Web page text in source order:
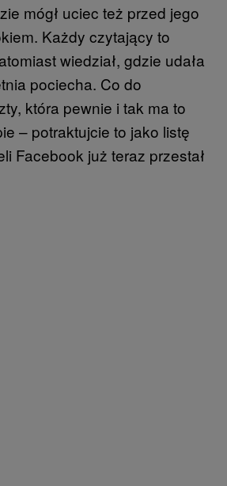
mógł uciec też przed jego
Każdy czytający to
wiedział, gdzie udała
pociecha. Co do
która pewnie i tak ma to
– potraktujcie to jako listę
Facebook już teraz przestał